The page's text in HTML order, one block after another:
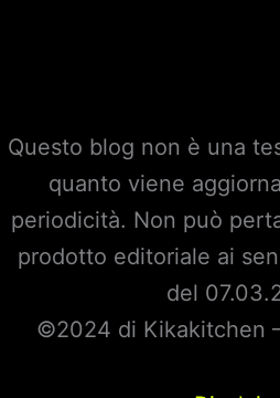
Questo blog non è una
quanto viene
periodicità. Non può
prodotto editoriale ai
del
©2024 di Kikakitchen